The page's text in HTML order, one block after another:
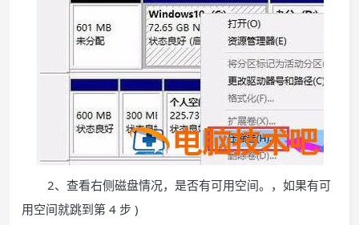
2、查看右侧磁盘情况，是否有可用空间。，如果有可
用空间就跳到第 4 步 )